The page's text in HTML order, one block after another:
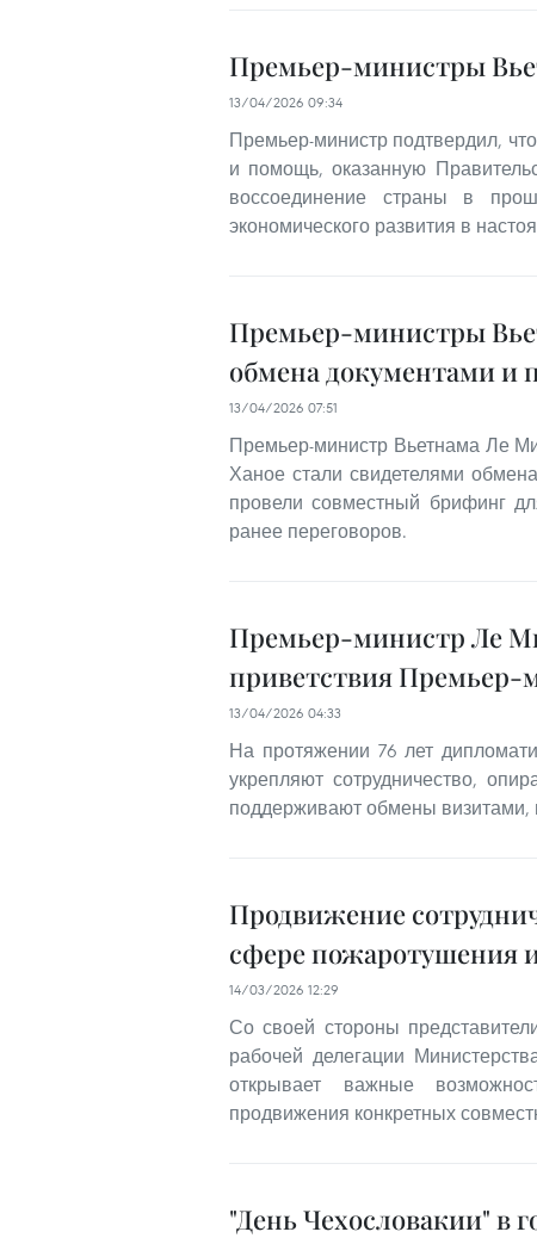
Премьер-министры
13/04/2026 09:34
Премьер-министр подтвердил,
и помощь, оказанную
воссоединение страны в
экономического развития в
Премьер-министры
обмена документами и
13/04/2026 07:51
Премьер-министр Вьетнама Ле
Ханое стали свидетелями
провели совместный брифинг
ранее переговоров.
Премьер-министр Ле
приветствия Премьер-
13/04/2026 04:33
На протяжении 76 лет
укрепляют сотрудничество,
поддерживают обмены визитами,
Продвижение
сфере пожаротушения
14/03/2026 12:29
Со своей стороны
рабочей делегации
открывает важные
продвижения конкретных
"День Чехословакии" в